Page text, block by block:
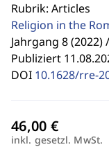
Rubrik: Articles
Religion in the
Jahrgang 8 (2022) /
Publiziert
DOI 10.1628/rre-
inkl. gesetzl. MwSt.